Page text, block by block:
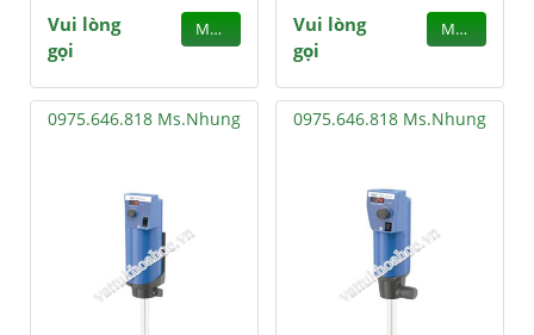
Vui lòng
gọi
MUA
Vui lòng
gọi
MUA
0975.646.818 Ms.Nhung 0975.646.818 Ms.Nhung